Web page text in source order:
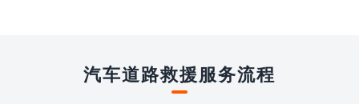
汽车道路救援服务流程